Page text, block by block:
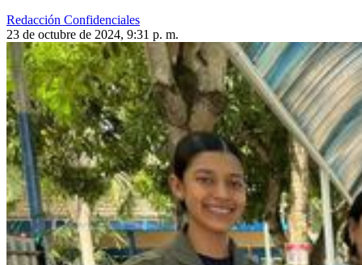
Redacción Confidenciales
23 de octubre de 2024, 9:31 p. m.